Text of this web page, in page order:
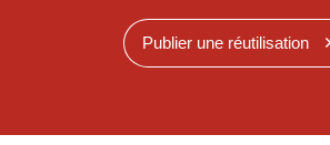
Publier une réutilisation